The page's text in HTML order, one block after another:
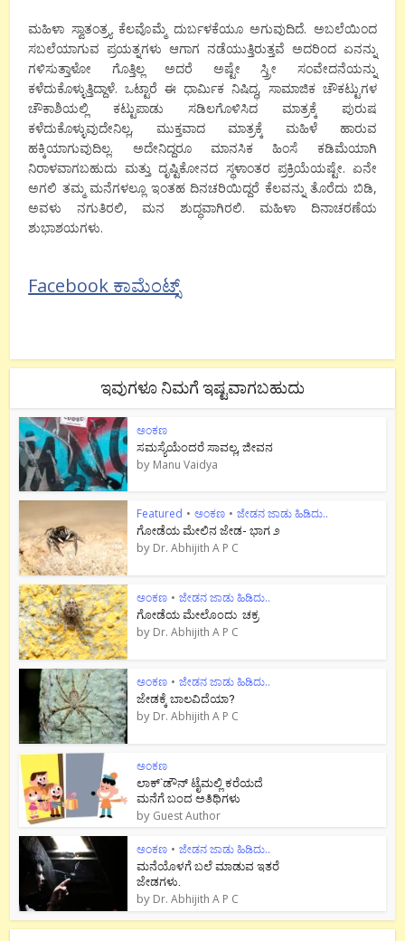
ಮಹಿಳಾ ಸ್ವಾತಂತ್ರ್ಯ ಕೆಲವೊಮ್ಮೆ ದುರ್ಬಳಕೆಯೂ ಅಗುವುದಿದೆ. ಅಬಲೆಯಿಂದ
ಸಬಲೆಯಾಗುವ ಪ್ರಯತ್ನಗಳು ಆಗಾಗ ನಡೆಯುತ್ತಿರುತ್ತವೆ ಅದರಿಂದ ಏನನ್ನು
ಗಳಿಸುತ್ತಾಳೋ ಗೊತ್ತಿಲ್ಲ ಅದರೆ ಅಷ್ಟೇ ಸ್ತ್ರೀ ಸಂವೇದನೆಯನ್ನು
ಕಳೆದುಕೊಳ್ಳುತ್ತಿದ್ದಾಳೆ. ಒಟ್ಟಾರೆ ಈ ಧಾರ್ಮಿಕ ನಿಷಿದ್ಧ, ಸಾಮಾಜಿಕ ಚೌಕಟ್ಟುಗಳ
ಚೌಕಾಶಿಯಲ್ಲಿ ಕಟ್ಟುಪಾಡು ಸಡಿಲಗೊಳಿಸಿದ ಮಾತ್ರಕ್ಕೆ ಪುರುಷ
ಕಳೆದುಕೊಳ್ಳುವುದೇನಿಲ್ಲ, ಮುಕ್ತವಾದ ಮಾತ್ರಕ್ಕೆ ಮಹಿಳೆ ಹಾರುವ
ಹಕ್ಕಿಯಾಗುವುದಿಲ್ಲ. ಅದೇನಿದ್ದರೂ ಮಾನಸಿಕ ಹಿಂಸೆ ಕಡಿಮೆಯಾಗಿ
ನಿರಾಳವಾಗಬಹುದು ಮತ್ತು ದೃಷ್ಟಿಕೋನದ ಸ್ಥಳಾಂತರ ಪ್ರಕ್ರಿಯೆಯಷ್ಟೇ. ಏನೇ
ಅಗಲಿ ತಮ್ಮ ಮನೆಗಳಲ್ಲೂ ಇಂತಹ ದಿನಚರಿಯಿದ್ದರೆ ಕೆಲವನ್ನು ತೊರೆದು ಬಿಡಿ,
ಅವಳು ನಗುತಿರಲಿ, ಮನ ಶುದ್ಧವಾಗಿರಲಿ. ಮಹಿಳಾ ದಿನಾಚರಣೆಯ
ಶುಭಾಶಯಗಳು.
Facebook ಕಾಮೆಂಟ್ಸ್
ಇವುಗಳೂ ನಿಮಗೆ ಇಷ್ಟವಾಗಬಹುದು
ಅಂಕಣ
ಸಮಸ್ಯೆಯೆಂದರೆ ಸಾವಲ್ಲ, ಜೀವನ
by Manu Vaidya
Featured • ಅಂಕಣ • ಜೇಡನ ಜಾಡು ಹಿಡಿದು..
ಗೋಡೆಯ ಮೇಲಿನ ಜೇಡ- ಭಾಗ ೨
by Dr. Abhijith A P C
ಅಂಕಣ • ಜೇಡನ ಜಾಡು ಹಿಡಿದು..
ಗೋಡೆಯ ಮೇಲೊಂದು ಚಕ್ರ
by Dr. Abhijith A P C
ಅಂಕಣ • ಜೇಡನ ಜಾಡು ಹಿಡಿದು..
ಜೇಡಕ್ಕೆ ಬಾಲವಿದೆಯಾ?
by Dr. Abhijith A P C
ಅಂಕಣ
ಲಾಕ್`ಡೌನ್ ಟೈಮಲ್ಲಿ ಕರೆಯದೆ
ಮನೆಗೆ ಬಂದ ಅತಿಥಿಗಳು
by Guest Author
ಅಂಕಣ • ಜೇಡನ ಜಾಡು ಹಿಡಿದು..
ಮನೆಯೊಳಗೆ ಬಲೆ ಮಾಡುವ ಇತರೆ
ಜೇಡಗಳು.
by Dr. Abhijith A P C